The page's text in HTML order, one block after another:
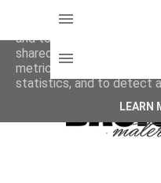
This site uses cookies
and to analyze traffic.
shared with Google
metrics to ensure quality
statistics, and to detect
LEARN